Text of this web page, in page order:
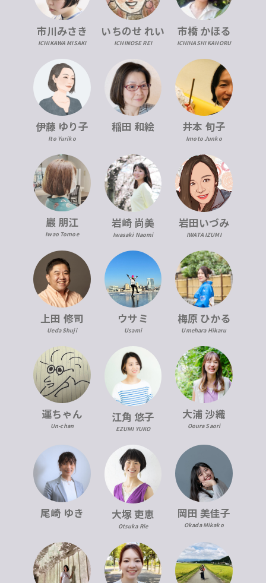
市川みさき
ICHIKAWA MISAKI
いちのせ れい
ICHINOSE REI
市橋 かほる
ICHIHASHI KAHORU
伊藤 ゆり子
Ito Yuriko
稲田 和絵 井本 旬子
Imoto Junko
巖 朋江
Iwao Tomoe
岩崎 尚美
Iwasaki Naomi
岩田いづみ
IWATA IZUMI
上田 修司
Ueda Shuji
ウサミ
Usami
梅原 ひかる
Umehara Hikaru
運ちゃん
Un-chan
江角 悠子
EZUMI YUKO
大浦 沙織
Ooura Saori
尾崎 ゆき 大塚 吏恵
Otsuka Rie
岡田 美佳子
Okada Mikako